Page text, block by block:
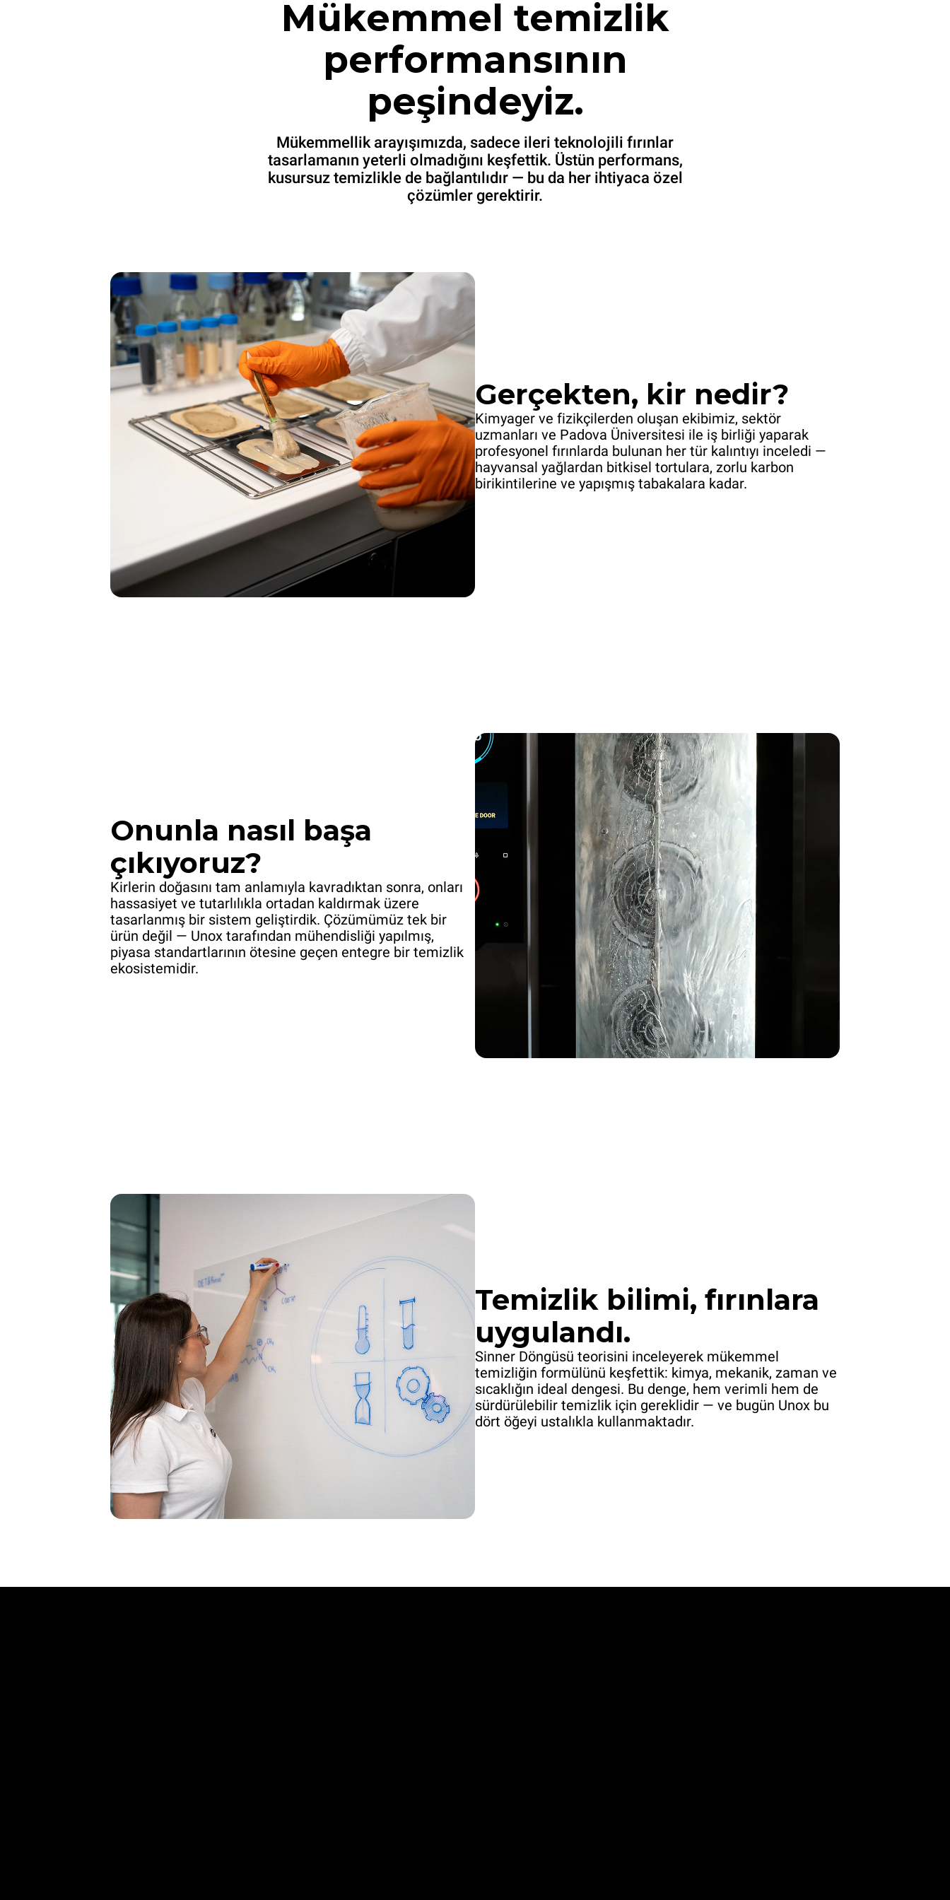
Mükemmel temizlik
performansının
peşindeyiz.
Mükemmellik arayışımızda, sadece ileri teknolojili fırınlar
tasarlamanın yeterli olmadığını keşfettik. Üstün performans,
kusursuz temizlikle de bağlantılıdır — bu da her ihtiyaca özel
çözümler gerektirir.
Gerçekten, kir nedir?
Kimyager ve fizikçilerden oluşan ekibimiz, sektör
uzmanları ve Padova Üniversitesi ile iş birliği yaparak
profesyonel fırınlarda bulunan her tür kalıntıyı inceledi —
hayvansal yağlardan bitkisel tortulara, zorlu karbon
birikintilerine ve yapışmış tabakalara kadar.
Onunla nasıl başa
çıkıyoruz?
Kirlerin doğasını tam anlamıyla kavradıktan sonra, onları
hassasiyet ve tutarlılıkla ortadan kaldırmak üzere
tasarlanmış bir sistem geliştirdik. Çözümümüz tek bir
ürün değil — Unox tarafından mühendisliği yapılmış,
piyasa standartlarının ötesine geçen entegre bir temizlik
ekosistemidir.
Temizlik bilimi, fırınlara
uygulandı.
Sinner Döngüsü teorisini inceleyerek mükemmel
temizliğin formülünü keşfettik: kimya, mekanik, zaman ve
sıcaklığın ideal dengesi. Bu denge, hem verimli hem de
sürdürülebilir temizlik için gereklidir — ve bugün Unox bu
dört öğeyi ustalıkla kullanmaktadır.